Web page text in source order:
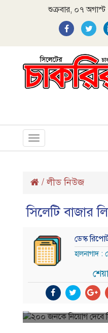
শুক্রবার, ০৭
Toggle
navigation
/লীড নিউজ
সিলেটি বাজার
ডেস্ক
হালনাগাদ :